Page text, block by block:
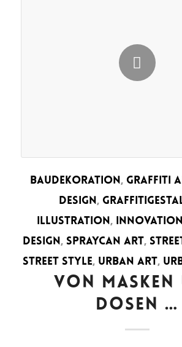
BAUDEKORATION, GRAFFITI
DESIGN,
ILLUSTRATION,
DESIGN, SPRAYCAN ART,
STREET STYLE, URBAN ART,
VON MASKEN
DOSEN …